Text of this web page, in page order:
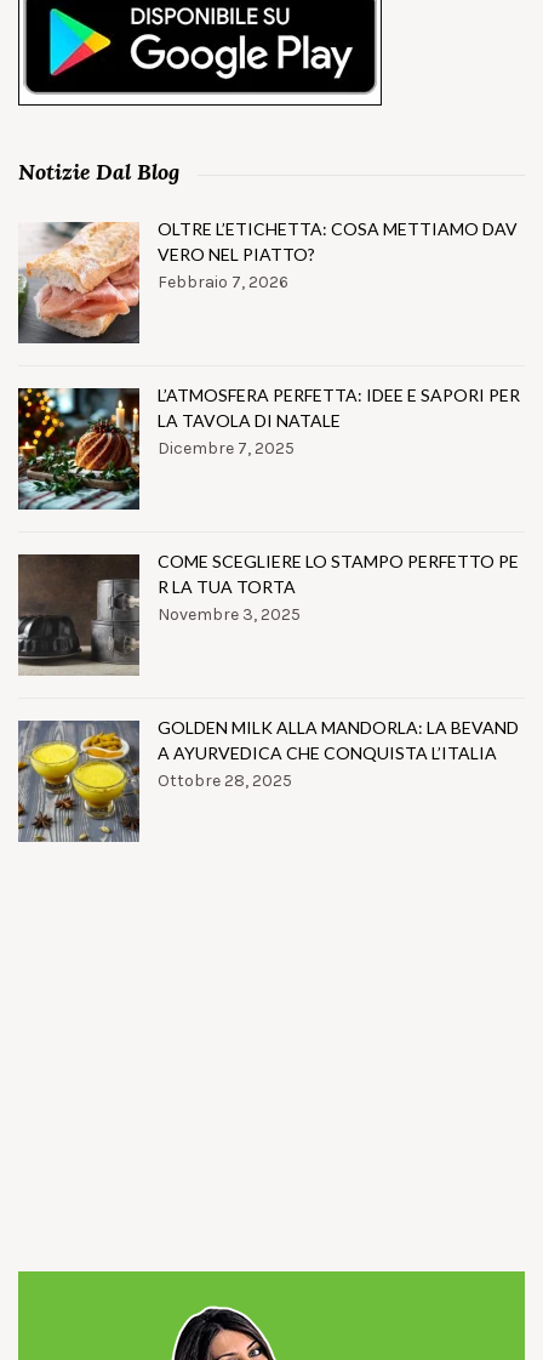
Notizie Dal Blog
OLTRE L’ETICHETTA: COSA METTIAMO DAV
VERO NEL PIATTO?
Febbraio 7, 2026
L’ATMOSFERA PERFETTA: IDEE E SAPORI PER
LA TAVOLA DI NATALE
Dicembre 7, 2025
COME SCEGLIERE LO STAMPO PERFETTO PE
R LA TUA TORTA
Novembre 3, 2025
GOLDEN MILK ALLA MANDORLA: LA BEVAND
A AYURVEDICA CHE CONQUISTA L’ITALIA
Ottobre 28, 2025